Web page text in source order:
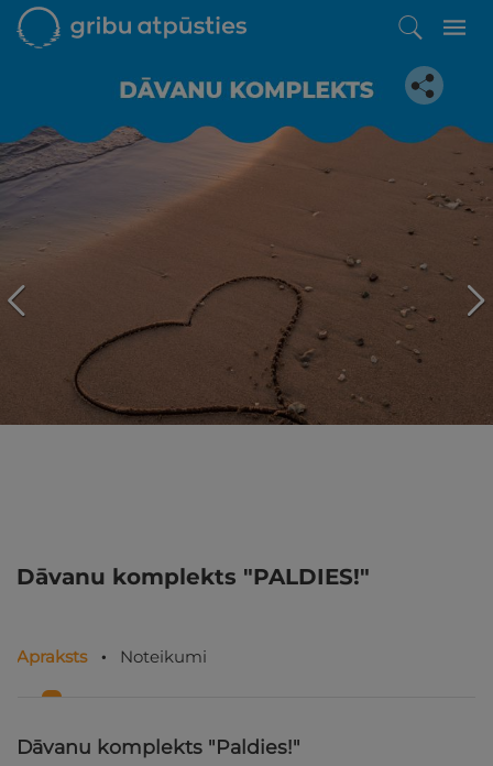
Iepatikās šis piedāvājums?
Līdz brīnišķīgai atpūtai atlikuši tikai daži soļi
PĒRKU
Dāvanu komplekts "PALDIES!"
Apraksts Noteikumi
Dāvanu komplekts "Paldies!"